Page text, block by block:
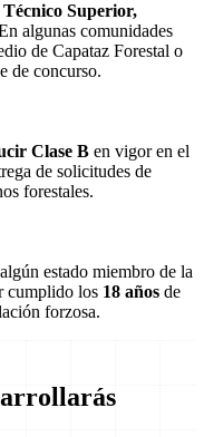
Superior,
algunas comunidades
de Capataz Forestal o
de concurso.
Clase B en vigor en el
de solicitudes de
forestales.
estado miembro de la
cumplido los 18 años de
forzosa.